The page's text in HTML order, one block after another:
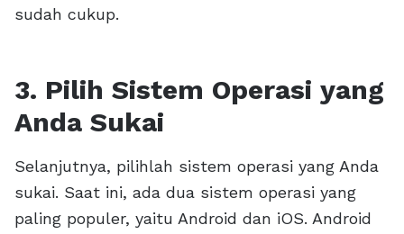
sudah cukup.
3. Pilih Sistem Operasi yang
Anda Sukai
Selanjutnya, pilihlah sistem operasi yang Anda
sukai. Saat ini, ada dua sistem operasi yang
paling populer, yaitu Android dan iOS. Android